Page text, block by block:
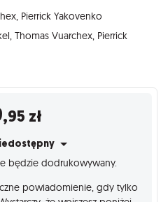
, Pierrick Yakovenko
, Thomas Vuarchex, Pierrick
,95 zł
będzie dodrukowywany.
powiadomienie, gdy tylko